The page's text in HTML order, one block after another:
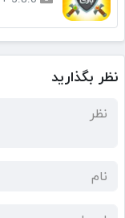
نظر بگذارید